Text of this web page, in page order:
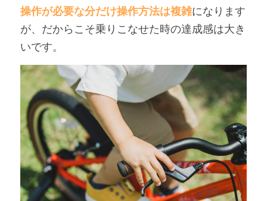
操作が必要な分だけ操作方法は複雑になります
が、だからこそ乗りこなせた時の達成感は大き
いです。